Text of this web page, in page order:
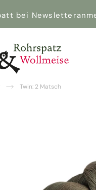
bei
Twin: 2 Matsch